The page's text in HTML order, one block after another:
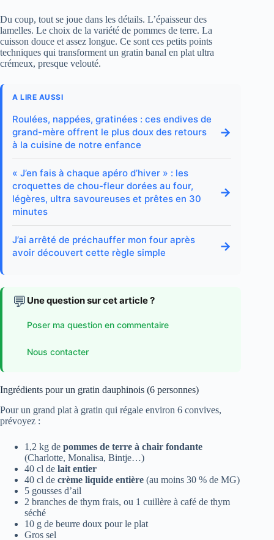
Du coup, tout se joue dans les détails. L’épaisseur des
lamelles. Le choix de la variété de pommes de terre. La
cuisson douce et assez longue. Ce sont ces petits points
techniques qui transforment un gratin banal en plat ultra
crémeux, presque velouté.
A LIRE AUSSI
Roulées, nappées, gratinées : ces endives de
grand-mère offrent le plus doux des retours
à la cuisine de notre enfance
→
« J’en fais à chaque apéro d’hiver » : les
croquettes de chou-fleur dorées au four,
légères, ultra savoureuses et prêtes en 30
minutes
→
J’ai arrêté de préchauffer mon four après
avoir découvert cette règle simple
→
💬 Une question sur cet article ?
Poser ma question en commentaire
Nous contacter
Ingrédients pour un gratin dauphinois (6 personnes)
Pour un grand plat à gratin qui régale environ 6 convives,
prévoyez :
1,2 kg de pommes de terre à chair fondante
(Charlotte, Monalisa, Bintje…)
40 cl de lait entier
40 cl de crème liquide entière (au moins 30 % de MG)
5 gousses d’ail
2 branches de thym frais, ou 1 cuillère à café de thym
séché
10 g de beurre doux pour le plat
Gros sel